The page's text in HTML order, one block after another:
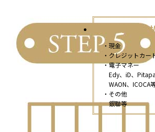
【店頭
・現金
・クレジットカー
・電子マネー
Edy、iD、
WAON、ICOCA
・その他
銀聯等